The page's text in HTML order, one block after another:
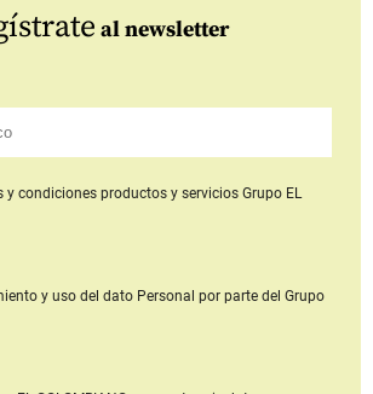
al newsletter
y condiciones productos y serviciosGrupo EL
y uso del dato Personal por parte del Grupo